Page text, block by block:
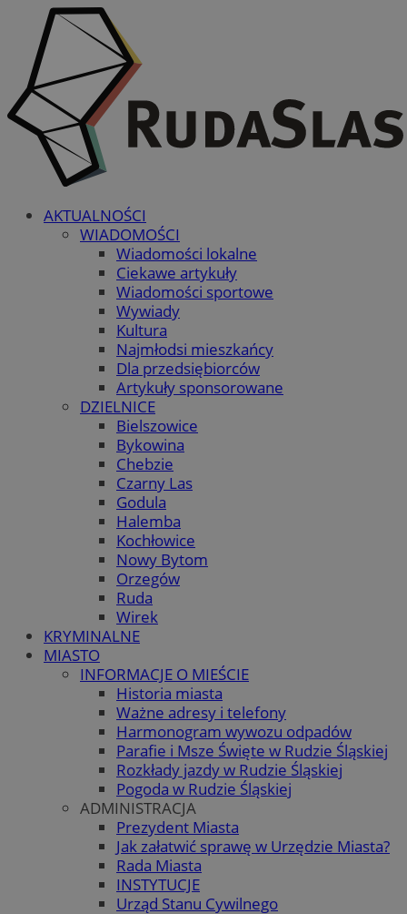
AKTUALNOŚCI
WIADOMOŚCI
Wiadomości lokalne
Ciekawe artykuły
Wiadomości sportowe
Wywiady
Kultura
Najmłodsi mieszkańcy
Dla przedsiębiorców
Artykuły sponsorowane
DZIELNICE
Bielszowice
Bykowina
Chebzie
Czarny Las
Godula
Halemba
Kochłowice
Nowy Bytom
Orzegów
Ruda
Wirek
KRYMINALNE
MIASTO
INFORMACJE O MIEŚCIE
Historia miasta
Ważne adresy i telefony
Harmonogram wywozu odpadów
Parafie i Msze Święte w Rudzie Śląskiej
Rozkłady jazdy w Rudzie Śląskiej
Pogoda w Rudzie Śląskiej
ADMINISTRACJA
Prezydent Miasta
Jak załatwić sprawę w Urzędzie Miasta?
Rada Miasta
INSTYTUCJE
Urząd Stanu Cywilnego